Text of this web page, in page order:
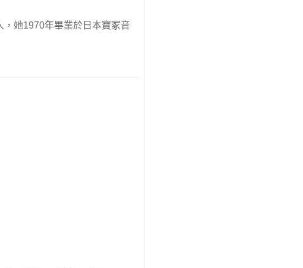
她1970年畢業於日本寶冢音